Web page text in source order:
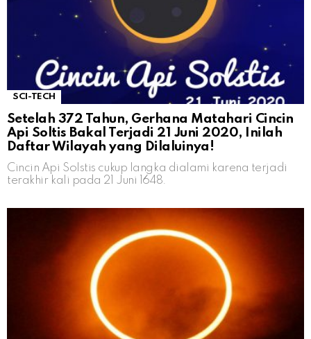
SCI-TECH
Setelah 372 Tahun, Gerhana Matahari Cincin
Api Soltis Bakal Terjadi 21 Juni 2020, Inilah
Daftar Wilayah yang Dilaluinya!
Cincin Api Solstis cukup langka dialami karena terjadi
terakhir kali pada 21 Juni 1648.